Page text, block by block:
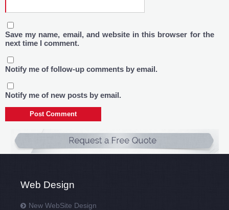
Save my name, email, and website in this browser for the
next time I comment.
Notify me of follow-up comments by email.
Notify me of new posts by email.
Web Design
New WebSite Design